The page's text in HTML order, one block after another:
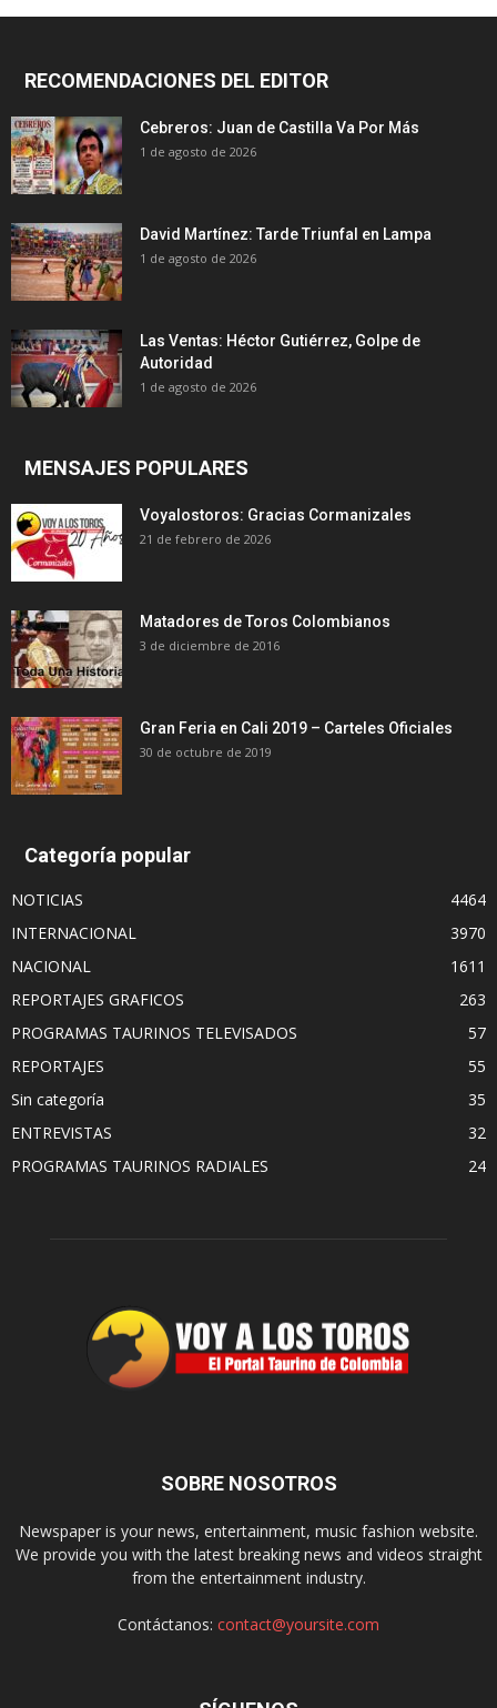
RECOMENDACIONES DEL EDITOR
Cebreros: Juan de Castilla Va Por Más
1 de agosto de 2026
David Martínez: Tarde Triunfal en Lampa
1 de agosto de 2026
Las Ventas: Héctor Gutiérrez, Golpe de
Autoridad
1 de agosto de 2026
MENSAJES POPULARES
Voyalostoros: Gracias Cormanizales
21 de febrero de 2026
Matadores de Toros Colombianos
3 de diciembre de 2016
Gran Feria en Cali 2019 – Carteles Oficiales
30 de octubre de 2019
Categoría popular
NOTICIAS
4464
INTERNACIONAL
3970
NACIONAL
1611
REPORTAJES GRAFICOS
263
PROGRAMAS TAURINOS TELEVISADOS
57
REPORTAJES
55
Sin categoría
35
ENTREVISTAS
32
PROGRAMAS TAURINOS RADIALES
24
SOBRE NOSOTROS
Newspaper is your news, entertainment, music fashion website.
We provide you with the latest breaking news and videos straight
from the entertainment industry.
Contáctanos: contact@yoursite.com